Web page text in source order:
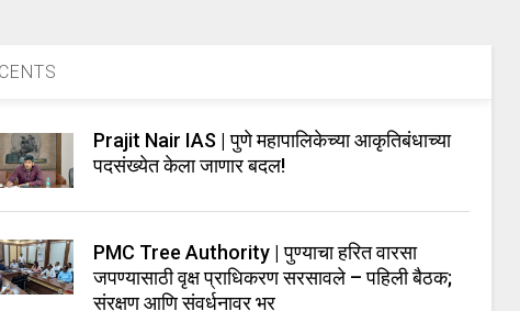
Prajit Nair IAS | पुणे महापालिकेच्या आकृतिबंधाच्या
पदसंख्येत केला जाणार बदल!
PMC Tree Authority | पुण्याचा हरित वारसा
जपण्यासाठी वृक्ष प्राधिकरण सरसावले – पहिली बैठक;
संरक्षण आणि संवर्धनावर भर